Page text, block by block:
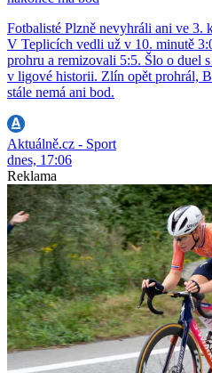
Fotbalisté Plzně nevyhráli ani ve
V Teplicích vedli už v 10. minutě
prohru a remizovali 5:5. Šlo o duel
v ligové historii. Zlín opět prohrál,
stále nemá ani bod.
Aktuálně.cz - Sport
dnes, 17:06
Reklama